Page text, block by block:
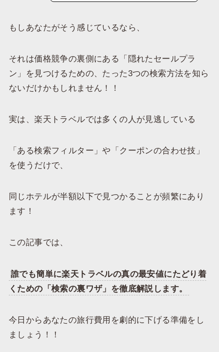
​もしあなたがそう感じているなら、
それは価格競争の裏側にある「隠れたセールプラ
ン」を見つけるための、たった3つの検索方法を知ら
ないだけかもしれません！！
実は、楽天トラベルでは多くの人が見逃している
「ある検索フィルター」や「クーポンの合わせ技」
を使うだけで、
同じホテルが半額以下で見つかることが頻繁にあり
ます！
この記事では、
誰でも簡単に楽天トラベルの真の最安値にたどり着
くための「検索の裏ワザ」を徹底解説します。
今日からあなたの旅行費用を劇的に下げる準備をし
ましょう！！